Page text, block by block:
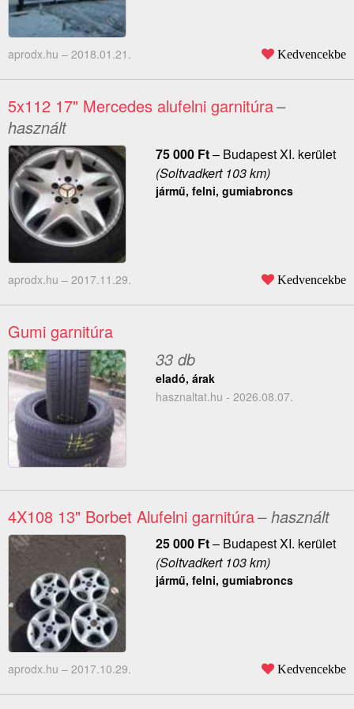
aprodx.hu – 2018.01.21. Kedvencekbe
5x112 17" Mercedes alufelni garnitúra–
használt
75 000 Ft– Budapest XI. kerület
(Soltvadkert 103 km)
jármű, felni, gumiabroncs
aprodx.hu – 2017.11.29. Kedvencekbe
Gumi garnitúra
33 db
eladó, árak
hasznaltat.hu - 2026.08.07.
4X108 13" Borbet Alufelni garnitúra– használt
25 000 Ft– Budapest XI. kerület
(Soltvadkert 103 km)
jármű, felni, gumiabroncs
aprodx.hu – 2017.10.29. Kedvencekbe